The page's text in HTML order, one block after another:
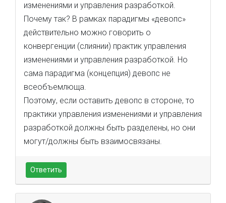
изменениями и управления разработкой.
Почему так? В рамках парадигмы «девопс»
действительно можно говорить о
конвергенции (слиянии) практик управления
изменениями и управления разработкой. Но
сама парадигма (концепция) девопс не
всеобъемлюща.
Поэтому, если оставить девопс в стороне, то
практики управления изменениями и управления
разработкой должны быть разделены, но они
могут/должны быть взаимосвязаны.
Ответить